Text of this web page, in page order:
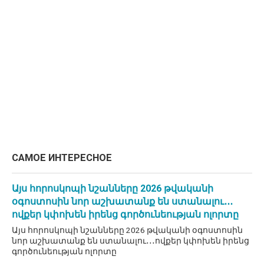
САМОЕ ИНТЕРЕСНОЕ
Այս հորոսկոպի նշանները 2026 թվականի
օգոստոսին նոր աշխատանք են ստանալու․․․
ովքեր կփոխեն իրենց գործունեության ոլորտը
Այս հորոսկոպի նշանները 2026 թվականի օգոստոսին
նոր աշխատանք են ստանալու․․․ովքեր կփոխեն իրենց
գործունեության ոլորտը